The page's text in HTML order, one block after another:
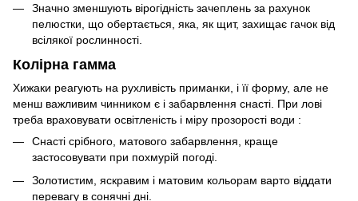
Значно зменшують вірогідність зачеплень за рахунок
пелюстки, що обертається, яка, як щит, захищає гачок від
всілякої рослинності.
Колірна гамма
Хижаки реагують на рухливість приманки, і її форму, але не
менш важливим чинником є і забарвлення снасті. При лові
треба враховувати освітленість і міру прозорості води :
Снасті срібного, матового забарвлення, краще
застосовувати при похмурій погоді.
Золотистим, яскравим і матовим кольорам варто віддати
перевагу в сонячні дні.